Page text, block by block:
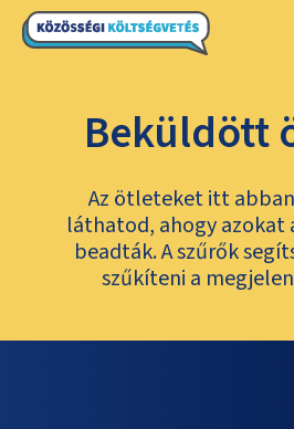
Beküldött
Az ötleteket itt
láthatod, ahogy azokat
beadták. A szűrők
szűkíteni a